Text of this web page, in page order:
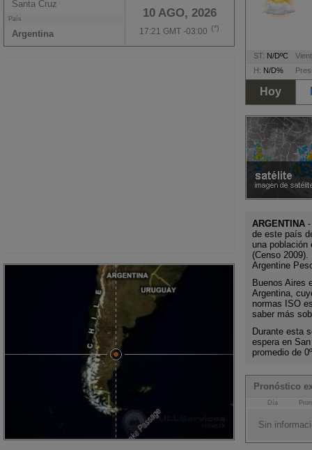
10 AGO, 2026
17:21 GMT -03:00 (*)
Santa Cruz
País
Argentina
ST: N/DºC
H: N/D%
Hoy
ARGENTINA
de este país
una población
(Censo
Argentine
Buenos Aires
Argentina,
normas ISO
saber más
Durante esta
espera en
promedio de
Pronóstico
Día
Sin